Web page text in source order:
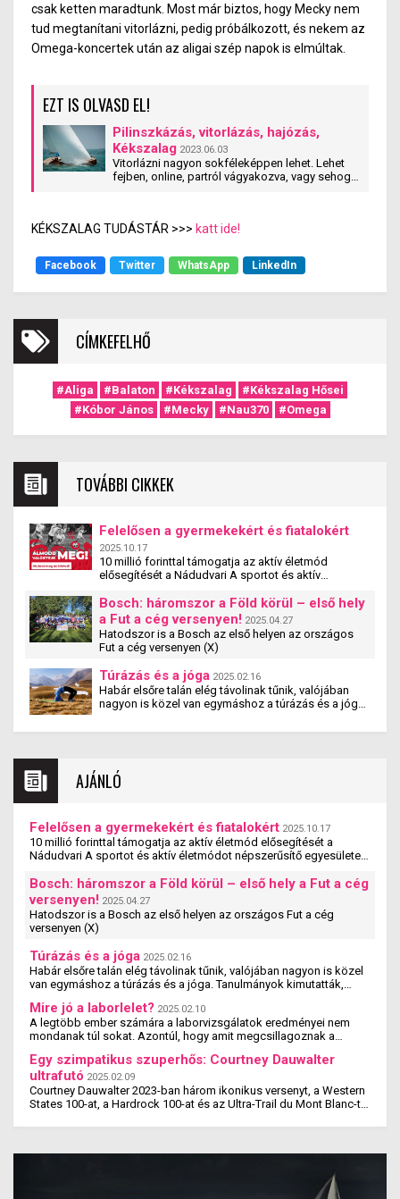
csak ketten maradtunk. Most már biztos, hogy Mecky nem
tud megtanítani vitorlázni, pedig próbálkozott, és nekem az
Omega-koncertek után az aligai szép napok is elmúltak.
EZT IS OLVASD EL!
Pilinszkázás, vitorlázás, hajózás,
Kékszalag 2023.06.03
Vitorlázni nagyon sokféleképpen lehet. Lehet
fejben, online, partról vágyakozva, vagy sehogy,
vitorlázás mindenki számára elérhető
beszéljünk arról, mi van akkor, ha elhagytuk a
kikötőt.
KÉKSZALAG TUDÁSTÁR >>> katt ide!
Facebook Twitter WhatsApp LinkedIn
CÍMKEFELHŐ
#Aliga #Balaton #Kékszalag
#Kékszalag Hősei
#Kóbor János
#Mecky #Nau370 #Omega
TOVÁBBI CIKKEK
Felelősen a gyermekekért és fiatalokért
2025.10.17
10 millió forinttal támogatja az aktív életmód
elősegítését a Nádudvari A sportot és aktív
iskolák szakmai tevékenységét támogatja a
Nádudvari hamarosan induló pályázata. A
#mitehetünktöbbet pályzat a cég társadalmi
felelősségvállalási programjának új eleme. A
pályázaton olyan magyarországi szervezetek
vehetnek részt, amelyek 5 és 25 év közötti fiatalok
számára biztosítják a rendszeres mozgás,
sportolás lehetőségét – jelentette be Nagy Ádám, a
Nádudvari Élelmiszer Kft. ügyvezető igazgatója.
Bosch: háromszor a Föld körül – első hely
a Fut a cég versenyen! 2025.04.27
Hatodszor is a Bosch az első helyen az országos
Fut a cég versenyen (X)
Túrázás és a jóga 2025.02.16
Habár elsőre talán elég távolinak tűnik, valójában
nagyon is közel van egymáshoz a túrázás és a jóga.
túrázás együtt nemcsak fizikai, hanem mentális
AJÁNLÓ
Felelősen a gyermekekért és fiatalokért 2025.10.17
10 millió forinttal támogatja az aktív életmód elősegítését a
Nádudvari A sportot és aktív életmódot népszerűsítő egyesületek,
Bosch: háromszor a Föld körül – első hely a Fut a cég
versenyen! 2025.04.27
Hatodszor is a Bosch az első helyen az országos Fut a cég
versenyen (X)
Túrázás és a jóga 2025.02.16
Habár elsőre talán elég távolinak tűnik, valójában nagyon is közel
van egymáshoz a túrázás és a jóga. Tanulmányok kimutatták,
Mire jó a laborlelet? 2025.02.10
A legtöbb ember számára a laborvizsgálatok eredményei nem
mondanak túl sokat. Azontúl, hogy amit megcsillagoznak a
Egy szimpatikus szuperhős: Courtney Dauwalter
ultrafutó 2025.02.09
Courtney Dauwalter 2023-ban három ikonikus versenyt, a Western
States 100-at, a Hardrock 100-at és az Ultra-Trail du Mont Blanc-t